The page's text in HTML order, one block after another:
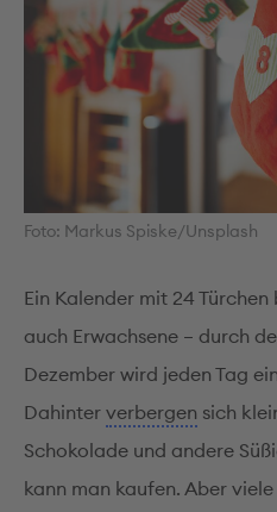
Foto: Markus Spiske/Unsplash
Ein Kalender mit 24
auch Erwachsene – durch
Dezember wird jeden Tag
Dahinter verbergen sich
Schokolade und andere
kann man kaufen. Aber